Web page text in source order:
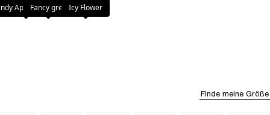
Shades
Apple Shades
Fancy grey Icy Flower
Finde meine Größe